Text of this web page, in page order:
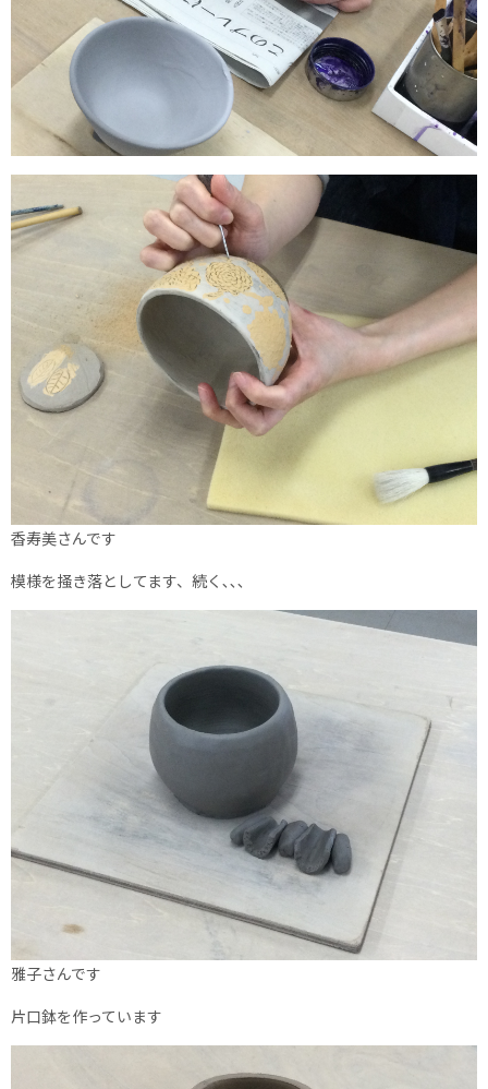
香寿美さんです
模様を掻き落としてます、続く､､､
雅子さんです
片口鉢を作っています